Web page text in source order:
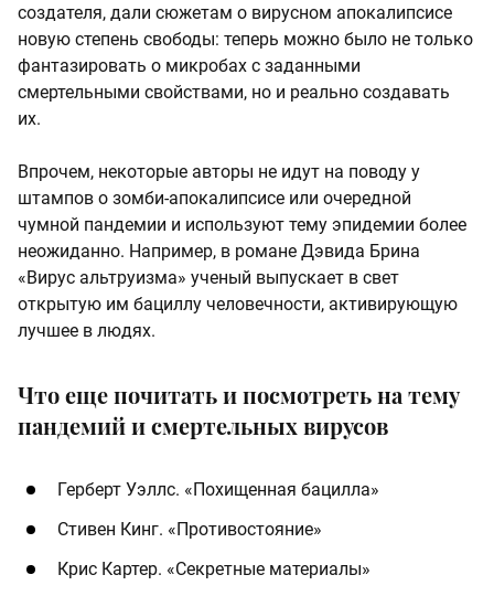
создателя, дали сюжетам о вирусном апокалипсисе
новую степень свободы: теперь можно было не только
фантазировать о микробах с заданными
смертельными свойствами, но и реально создавать
их.
Впрочем, некоторые авторы не идут на поводу у
штампов о зомби-апокалипсисе или очередной
чумной пандемии и используют тему эпидемии более
неожиданно. Например, в романе Дэвида Брина
«Вирус альтруизма» ученый выпускает в свет
открытую им бациллу человечности, активирующую
лучшее в людях.
Что еще почитать и посмотреть на тему
пандемий и смертельных вирусов
Герберт Уэллс. «Похищенная бацилла»
Стивен Кинг. «Противостояние»
Крис Картер. «Секретные материалы»